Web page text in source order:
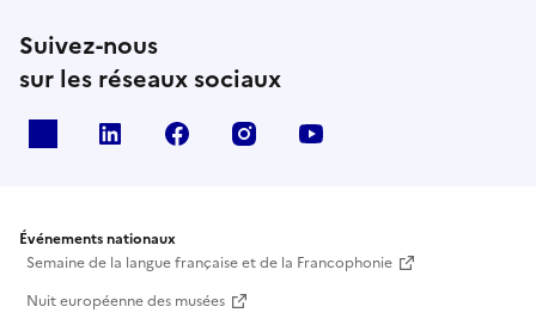
Suivez-nous
sur les réseaux sociaux
Linkedin Facebook Instagram
Événements nationaux
Semaine de la langue française et de la Francophonie
Nuit européenne des musées